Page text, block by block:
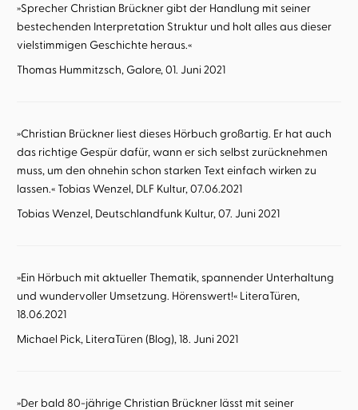
»Sprecher Christian Brückner gibt der Handlung mit seiner
bestechenden Interpretation Struktur und holt alles aus dieser
vielstimmigen Geschichte heraus.«
Thomas Hummitzsch, Galore, 01. Juni 2021
»Christian Brückner liest dieses Hörbuch großartig. Er hat auch
das richtige Gespür dafür, wann er sich selbst zurücknehmen
muss, um den ohnehin schon starken Text einfach wirken zu
lassen.« Tobias Wenzel, DLF Kultur, 07.06.2021
Tobias Wenzel, Deutschlandfunk Kultur, 07. Juni 2021
»Ein Hörbuch mit aktueller Thematik, spannender Unterhaltung
und wundervoller Umsetzung. Hörenswert!« LiteraTüren,
18.06.2021
Michael Pick, LiteraTüren (Blog), 18. Juni 2021
»Der bald 80-jährige Christian Brückner lässt mit seiner